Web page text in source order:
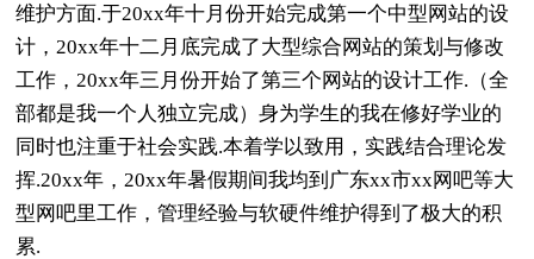
维护方面.于20xx年十月份开始完成第一个中型网站的设
计，20xx年十二月底完成了大型综合网站的策划与修改
工作，20xx年三月份开始了第三个网站的设计工作.（全
部都是我一个人独立完成）身为学生的我在修好学业的
同时也注重于社会实践.本着学以致用，实践结合理论发
挥.20xx年，20xx年暑假期间我均到广东xx市xx网吧等大
型网吧里工作，管理经验与软硬件维护得到了极大的积
累.